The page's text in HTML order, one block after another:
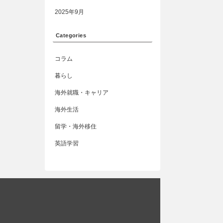
2025年9月
Categories
コラム
暮らし
海外就職・キャリア
海外生活
留学・海外移住
英語学習